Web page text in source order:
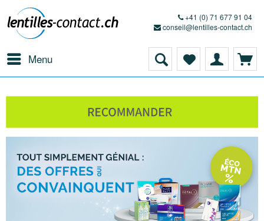
+41 (0) 71 677 91 04
conseil@lentilles-contact.ch
Menu